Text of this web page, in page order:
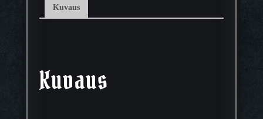
n
e
ä
Kuvaus
Kuvaus